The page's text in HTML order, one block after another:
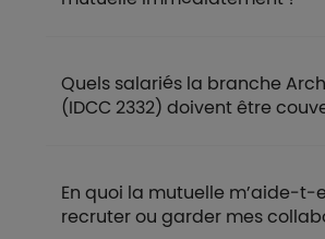
Quels salariés la branche
(IDCC 2332) doivent être
En quoi la mutuelle m’aide-t-
recruter ou garder mes